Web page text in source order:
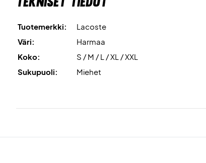
Tuotemerkki:
Lacoste
Väri:
Harmaa
Koko:
S / M / L / XL / XXL
Sukupuoli:
Miehet